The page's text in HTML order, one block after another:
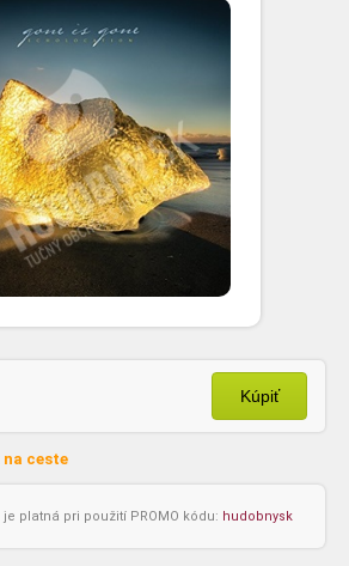
Kúpiť
na ceste
platná pri použití PROMO kódu: hudobnysk